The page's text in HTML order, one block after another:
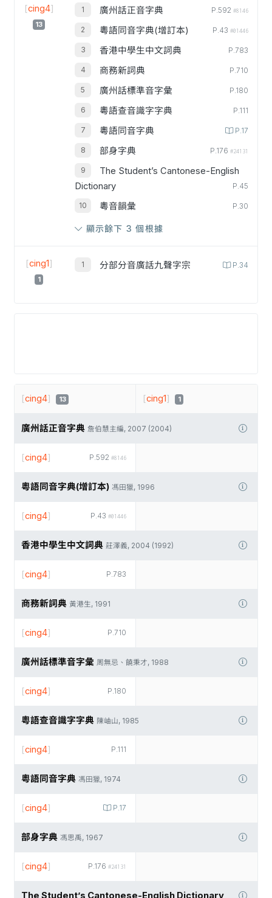
[cing4]
13
廣州話正音字典 P.592 #8146
粵語同音字典(增訂本) P.43 #01446
香港中學生中文詞典 P.783
商務新詞典 P.710
廣州話標準音字彙 P.180
粵語查音識字字典 P.111
粵語同音字典 P.17
部身字典 P.176 #24131
The Student’s Cantonese-English
Dictionary
P.45
粵音韻彙 P.30
顯示餘下 3 個根據
[cing1]
1
分部分音廣話九聲字宗 P.34
[cing4] 13 [cing1] 1
廣州話正音字典 詹伯慧主編, 2007 (2004)
P.592 #8146
[cing4]
粵語同音字典(增訂本) 馮田獵, 1996
P.43 #01446
[cing4]
香港中學生中文詞典 莊澤義, 2004 (1992)
P.783
[cing4]
商務新詞典 黃港生, 1991
P.710
[cing4]
廣州話標準音字彙 周無忌、饒秉才, 1988
P.180
[cing4]
粵語查音識字字典 陳岫山, 1985
P.111
[cing4]
粵語同音字典 馮田獵, 1974
P.17
[cing4]
部身字典 馮思禹, 1967
P.176 #24131
[cing4]
The Student’s Cantonese-English Dictionary